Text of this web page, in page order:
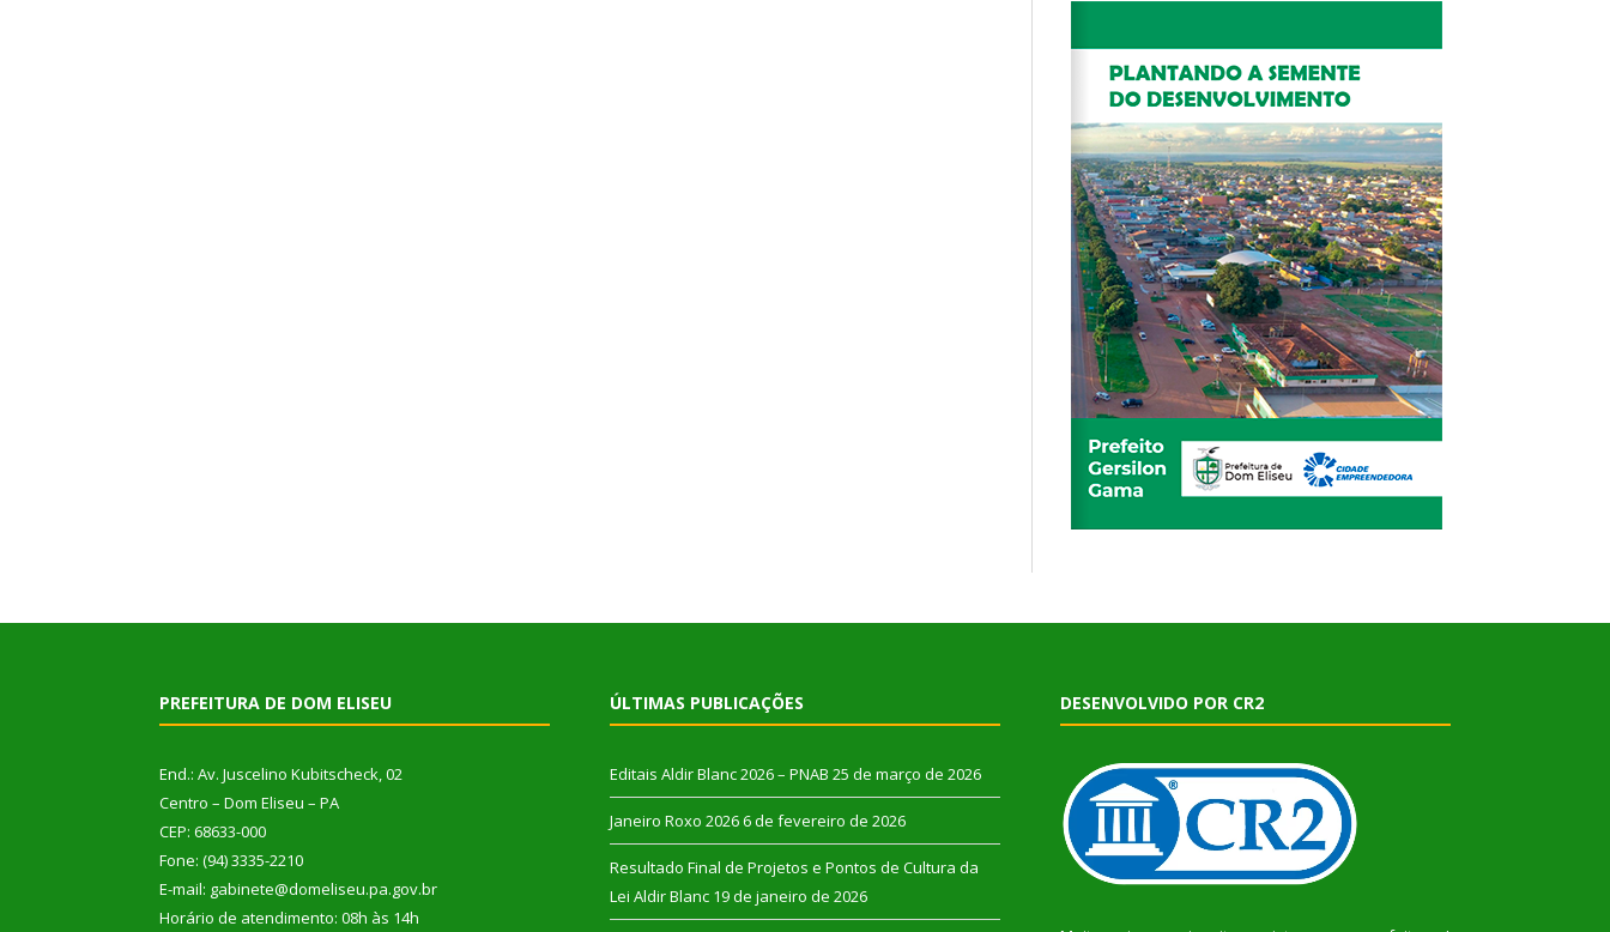
PREFEITURA DE DOM ELISEU
End.: Av. Juscelino Kubitscheck, 02
Centro – Dom Eliseu – PA
CEP: 68633-000
Fone: (94) 3335-2210
E-mail: gabinete@domeliseu.pa.gov.br
Horário de atendimento: 08h às 14h
ÚLTIMAS PUBLICAÇÕES
Editais Aldir Blanc 2026 – PNAB 25 de março de 2026
Janeiro Roxo 2026 6 de fevereiro de 2026
Resultado Final de Projetos e Pontos de Cultura da
Lei Aldir Blanc 19 de janeiro de 2026
DESENVOLVIDO POR CR2